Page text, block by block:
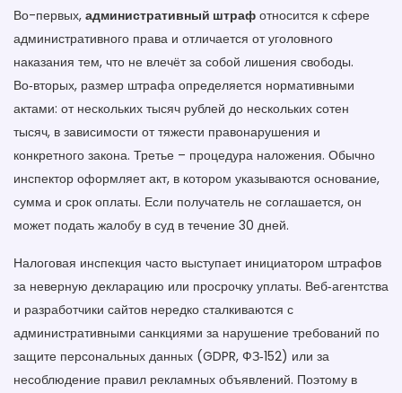
Во-первых, административный штраф относится к сфере
административного права и отличается от уголовного
наказания тем, что не влечёт за собой лишения свободы.
Во‑вторых, размер штрафа определяется нормативными
актами: от нескольких тысяч рублей до нескольких сотен
тысяч, в зависимости от тяжести правонарушения и
конкретного закона. Третье – процедура наложения. Обычно
инспектор оформляет акт, в котором указываются основание,
сумма и срок оплаты. Если получатель не соглашается, он
может подать жалобу в суд в течение 30 дней.
Налоговая инспекция часто выступает инициатором штрафов
за неверную декларацию или просрочку уплаты. Веб‑агентства
и разработчики сайтов нередко сталкиваются с
административными санкциями за нарушение требований по
защите персональных данных (GDPR, ФЗ‑152) или за
несоблюдение правил рекламных объявлений. Поэтому в